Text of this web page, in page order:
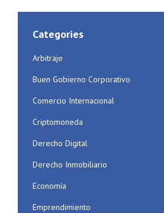
Categories
Arbitraje
Buen Gobierno Corporativo
Comercio Internacional
Criptomoneda
Derecho Digital
Derecho Inmobiliario
Economía
Emprendimiento